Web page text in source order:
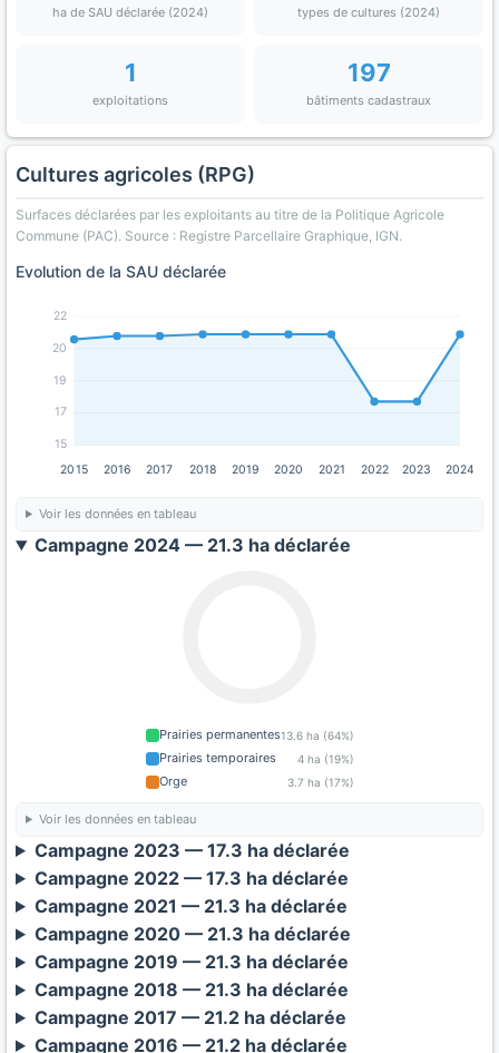
ha de SAU déclarée (2024) types de cultures (2024)
1
exploitations
197
bâtiments cadastraux
Cultures agricoles (RPG)
Surfaces déclarées par les exploitants au titre de la Politique Agricole
Commune (PAC). Source : Registre Parcellaire Graphique, IGN.
Evolution de la SAU déclarée
15
17
19
20
22
2015 2016 2017 2018 2019 2020 2021 2022 2023 2024
Voir les données en tableau
Campagne 2024 — 21.3 ha déclarée
Prairies permanentes13.6 ha (64%)
Prairies temporaires 4 ha (19%)
Orge 3.7 ha (17%)
Voir les données en tableau
Campagne 2023 — 17.3 ha déclarée
Campagne 2022 — 17.3 ha déclarée
Campagne 2021 — 21.3 ha déclarée
Campagne 2020 — 21.3 ha déclarée
Campagne 2019 — 21.3 ha déclarée
Campagne 2018 — 21.3 ha déclarée
Campagne 2017 — 21.2 ha déclarée
Campagne 2016 — 21.2 ha déclarée